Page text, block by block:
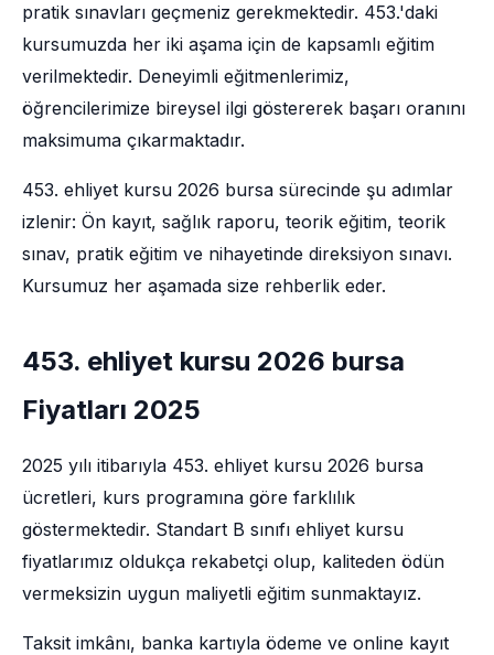
pratik sınavları geçmeniz gerekmektedir. 453.'daki
kursumuzda her iki aşama için de kapsamlı eğitim
verilmektedir. Deneyimli eğitmenlerimiz,
öğrencilerimize bireysel ilgi göstererek başarı oranını
maksimuma çıkarmaktadır.
453. ehliyet kursu 2026 bursa sürecinde şu adımlar
izlenir: Ön kayıt, sağlık raporu, teorik eğitim, teorik
sınav, pratik eğitim ve nihayetinde direksiyon sınavı.
Kursumuz her aşamada size rehberlik eder.
453. ehliyet kursu 2026 bursa
Fiyatları 2025
2025 yılı itibarıyla 453. ehliyet kursu 2026 bursa
ücretleri, kurs programına göre farklılık
göstermektedir. Standart B sınıfı ehliyet kursu
fiyatlarımız oldukça rekabetçi olup, kaliteden ödün
vermeksizin uygun maliyetli eğitim sunmaktayız.
Taksit imkânı, banka kartıyla ödeme ve online kayıt